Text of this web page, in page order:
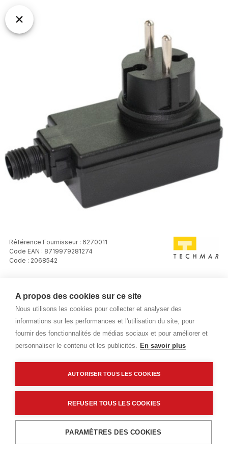
A propos des cookies sur ce site
Nous utilisons les cookies pour collecter et analyser des
informations sur les performances et l'utilisation du site, pour
fournir des fonctionnalités de médias sociaux et pour améliorer et
personnaliser le contenu et les publicités. En savoir plus
AUTORISER TOUS LES COOKIES
REFUSER TOUS LES COOKIES
PARAMÈTRES DES COOKIES
Référence Fournisseur : 6270011
Code EAN : 8719979281274
Code : 2068542
Prix public
Plus 0,02 € d'éco-part. DEEE
31,82 € TTC/Piece
Livraisons & enlèvement
Livraison standard Sur commande
Description détaillée
Ajouter au panier